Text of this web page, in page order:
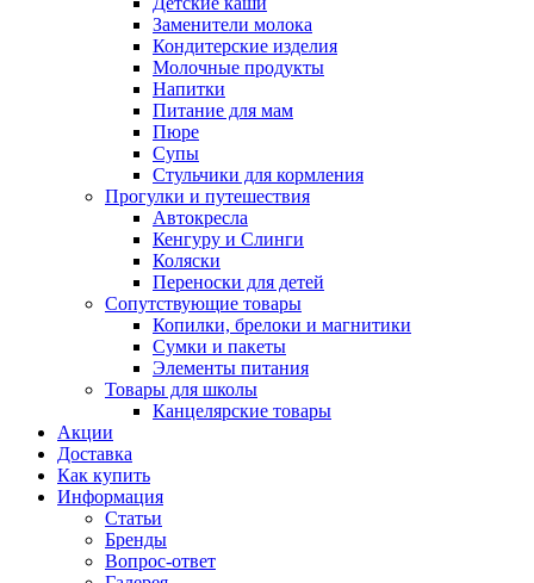
Заменители молока
Кондитерские изделия
Молочные продукты
Напитки
Питание для мам
Пюре
Супы
Стульчики для кормления
Прогулки и путешествия
Автокресла
Кенгуру и Слинги
Коляски
Переноски для детей
Сопутствующие товары
Копилки, брелоки и магнитики
Сумки и пакеты
Элементы питания
Товары для школы
Канцелярские товары
Акции
Доставка
Как купить
Информация
Статьи
Бренды
Вопрос-ответ